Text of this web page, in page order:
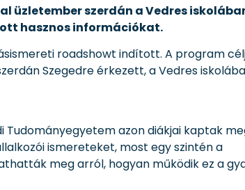
üzletember szerdán a Vedres
hasznos információkat.
roadshowt indított. A program
Szegedre érkezett, a Vedres
Tudományegyetem azon diákjai kaptak
ismereteket, most egy szintén a
meg arról, hogyan működik ez a